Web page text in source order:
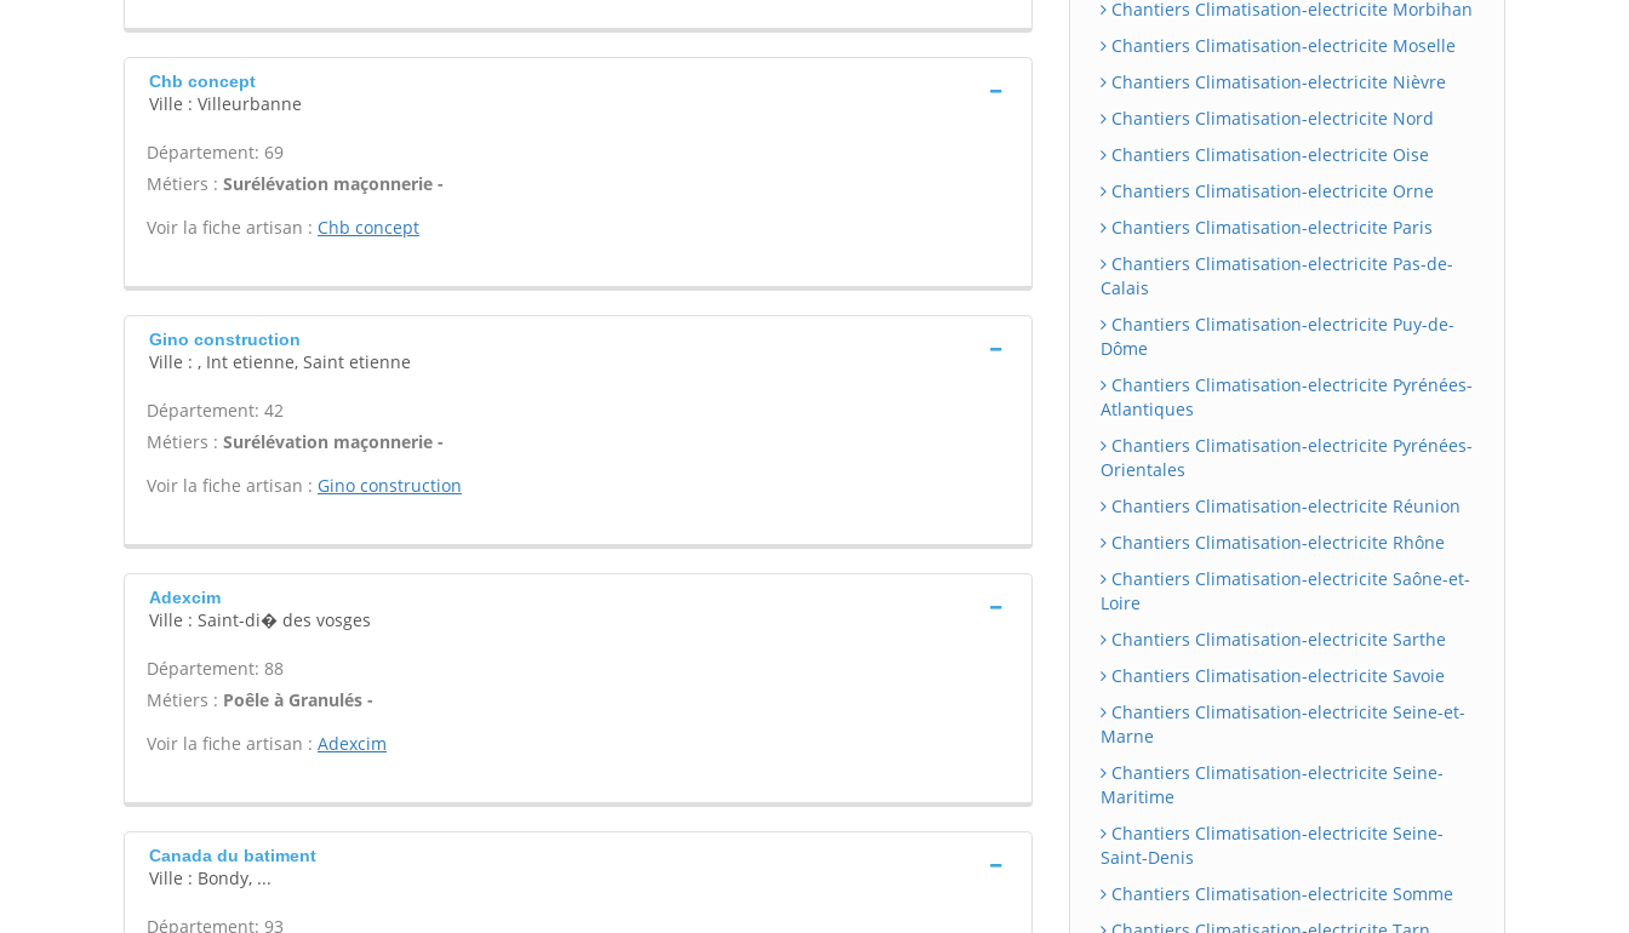
Chb concept
Ville : Villeurbanne
Département: 69
Métiers : Surélévation maçonnerie -
Voir la fiche artisan : Chb concept
Gino construction
Ville : , Int etienne, Saint etienne
Département: 42
Métiers : Surélévation maçonnerie -
Voir la fiche artisan : Gino construction
Adexcim
Ville : Saint-di� des vosges
Département: 88
Métiers : Poêle à Granulés -
Voir la fiche artisan : Adexcim
Canada du batiment
Ville : Bondy, ...
Département: 93
Chantiers Climatisation-electricite Morbihan
Chantiers Climatisation-electricite Moselle
Chantiers Climatisation-electricite Nièvre
Chantiers Climatisation-electricite Nord
Chantiers Climatisation-electricite Oise
Chantiers Climatisation-electricite Orne
Chantiers Climatisation-electricite Paris
Chantiers Climatisation-electricite Pas-de-
Calais
Chantiers Climatisation-electricite Puy-de-
Dôme
Chantiers Climatisation-electricite Pyrénées-
Atlantiques
Chantiers Climatisation-electricite Pyrénées-
Orientales
Chantiers Climatisation-electricite Réunion
Chantiers Climatisation-electricite Rhône
Chantiers Climatisation-electricite Saône-et-
Loire
Chantiers Climatisation-electricite Sarthe
Chantiers Climatisation-electricite Savoie
Chantiers Climatisation-electricite Seine-et-
Marne
Chantiers Climatisation-electricite Seine-
Maritime
Chantiers Climatisation-electricite Seine-
Saint-Denis
Chantiers Climatisation-electricite Somme